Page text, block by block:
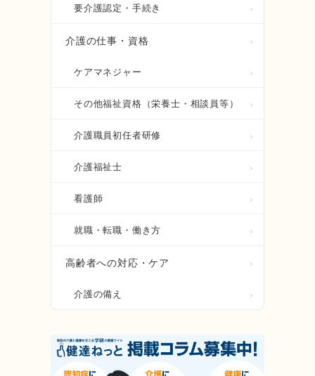
要介護認定・手続き
介護の仕事・資格
ケアマネジャー
その他福祉資格（栄養士・相談員等）
介護職員初任者研修
介護福祉士
看護師
就職・転職・働き方
高齢者への対応・ケア
介護の備え